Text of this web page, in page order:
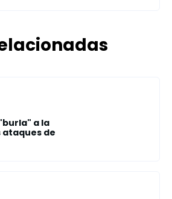
a la
ataques de